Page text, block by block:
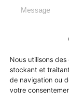
Nous utilisons
stockant et
de navigation ou
votre
Alternative: